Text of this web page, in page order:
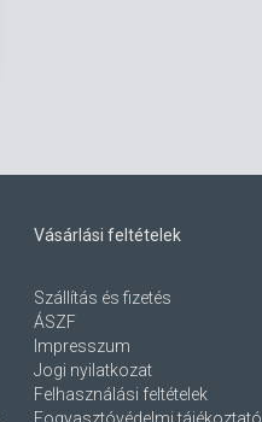
Vásárlási feltételek
Szállítás és fizetés
ÁSZF
Impresszum
Jogi nyilatkozat
Felhasználási feltételek